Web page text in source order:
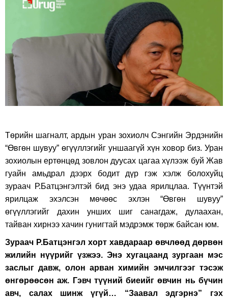
on
on
Төрийн шагналт, ардын уран зохиолч Сэнгийн Эрдэнийн
“Өвгөн шувуу” өгүүллэгийг уншаагүй хүн ховор биз. Уран
зохиолын ертөнцөд зовлон дуусах цагаа хүлээж буй Жав
гуайн амьдрал дээрх бодит дүр гэж хэлж болохуйц
зураач Р.Батцэнгэлтэй бид энэ удаа ярилцлаа. Түүнтэй
ярилцаж эхэлсэн мөчөөс эхлэн “Өвгөн шувуу”
өгүүллэгийг дахин унших шиг санагдаж, дулаахан,
тайван хирнээ хачин гунигтай мэдрэмж төрж байсан юм.
Зураач Р.Батцэнгэл хорт хавдараар өвчлөөд дөрвөн
жилийн нүүрийг үзжээ. Энэ хугацаанд зургаан мэс
заслыг давж, олон арван химийн эмчилгээг тэсэж
өнгөрөөсөн аж. Гэвч түүний биеийг өвчин нь бүчин
авч, салах шинж үгүй… “Заавал эдгэрнэ” гэх